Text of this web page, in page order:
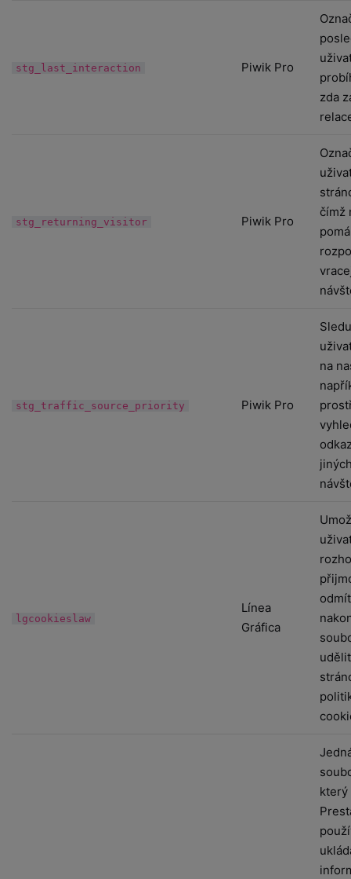
stg_last_interaction Piwik Pro
zda
stg_returning_visitor Piwik Pro
čímž
stg_traffic_source_priority Piwik Pro
na
lgcookieslaw
Línea
Gráfica
který